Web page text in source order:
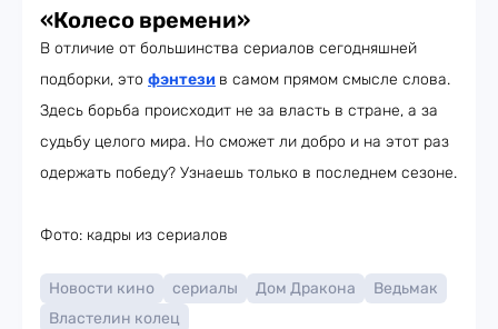
«Колесо времени»
В отличие от большинства сериалов сегодняшней
подборки, это фэнтези в самом прямом смысле слова.
Здесь борьба происходит не за власть в стране, а за
судьбу целого мира. Но сможет ли добро и на этот раз
одержать победу? Узнаешь только в последнем сезоне.
Фото: кадры из сериалов
Новости кино сериалы Дом Дракона
Ведьмак
Властелин колец